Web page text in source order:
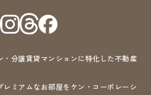
分譲賃貸マンションに特化した不動産
ミアムなお部屋をケン・コーポレーシ